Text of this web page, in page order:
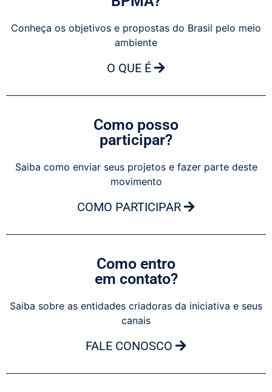
Conheça os objetivos e propostas do Brasil pelo meio
ambiente
O QUE É
Como posso
participar?
Saiba como enviar seus projetos e fazer parte deste
movimento
COMO PARTICIPAR
Como entro
em contato?
Saiba sobre as entidades criadoras da iniciativa e seus
canais
FALE CONOSCO